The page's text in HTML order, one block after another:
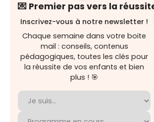
💌 Premier pas vers la
Inscrivez-vous à notre newsletter !
Chaque semaine dans votre boite
mail : conseils, contenus
pédagogiques, toutes les clés pour
la réussite de vos enfants et bien
plus ! 🎯